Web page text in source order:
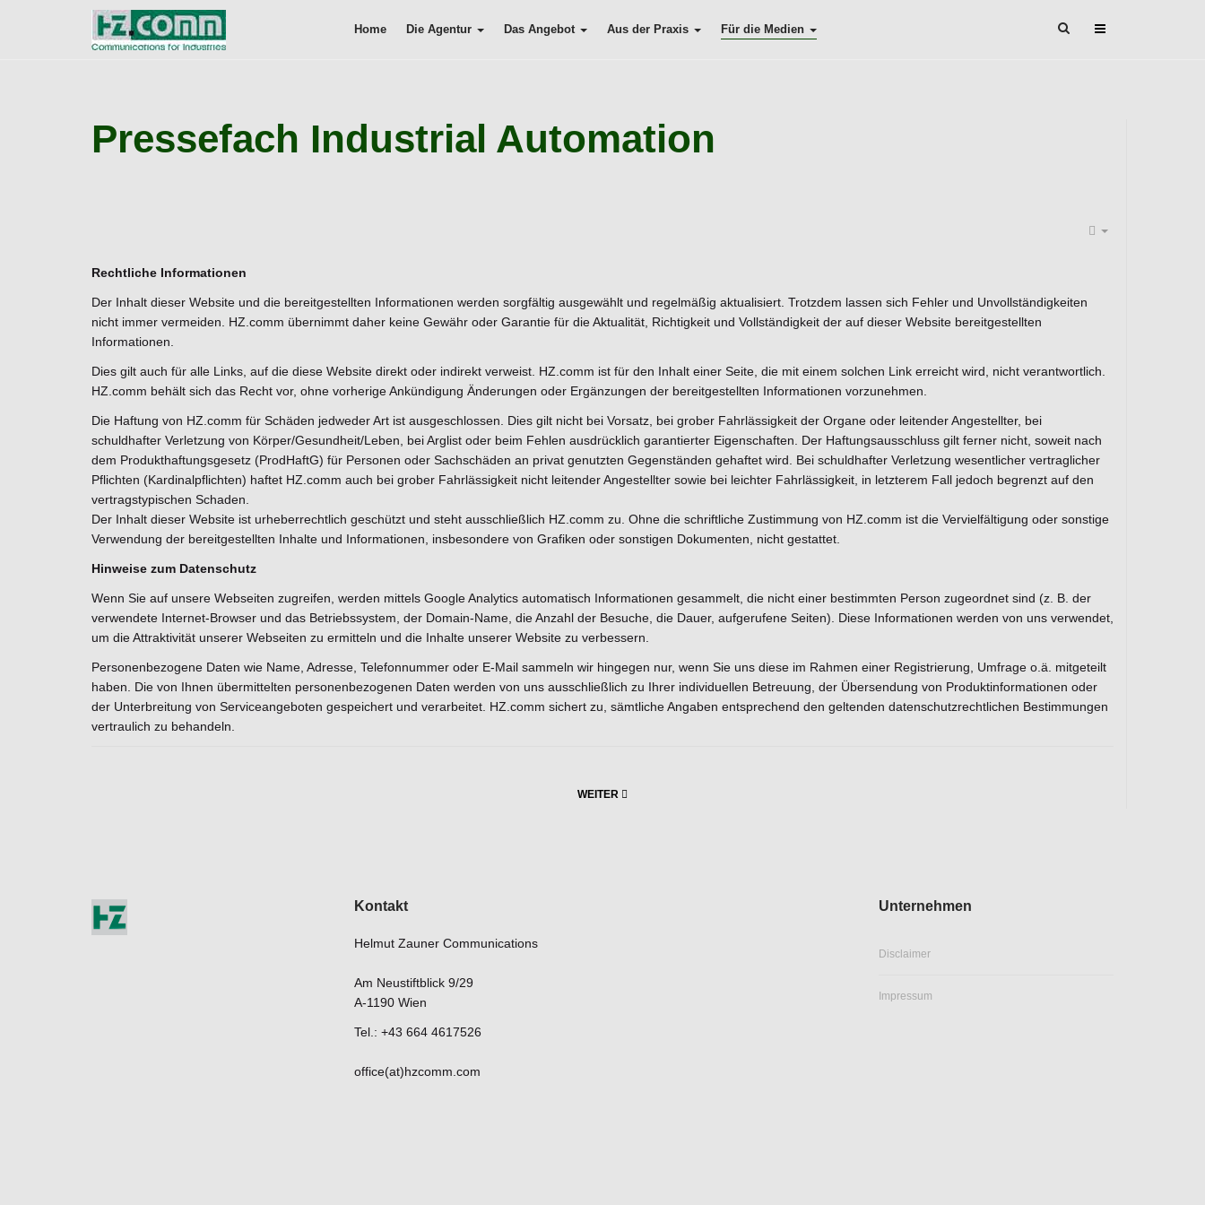
Home Die Agentur Das Angebot Aus der Praxis Für die Medien
Pressefach Industrial Automation
Rechtliche Informationen
Der Inhalt dieser Website und die bereitgestellten Informationen werden sorgfältig ausgewählt und regelmäßig aktualisiert. Trotzdem lassen sich Fehler und Unvollständigkeiten
nicht immer vermeiden. HZ.comm übernimmt daher keine Gewähr oder Garantie für die Aktualität, Richtigkeit und Vollständigkeit der auf dieser Website bereitgestellten
Informationen.
Dies gilt auch für alle Links, auf die diese Website direkt oder indirekt verweist. HZ.comm ist für den Inhalt einer Seite, die mit einem solchen Link erreicht wird, nicht verantwortlich.
HZ.comm behält sich das Recht vor, ohne vorherige Ankündigung Änderungen oder Ergänzungen der bereitgestellten Informationen vorzunehmen.
Die Haftung von HZ.comm für Schäden jedweder Art ist ausgeschlossen. Dies gilt nicht bei Vorsatz, bei grober Fahrlässigkeit der Organe oder leitender Angestellter, bei
schuldhafter Verletzung von Körper/Gesundheit/Leben, bei Arglist oder beim Fehlen ausdrücklich garantierter Eigenschaften. Der Haftungsausschluss gilt ferner nicht, soweit nach
dem Produkthaftungsgesetz (ProdHaftG) für Personen oder Sachschäden an privat genutzten Gegenständen gehaftet wird. Bei schuldhafter Verletzung wesentlicher vertraglicher
Pflichten (Kardinalpflichten) haftet HZ.comm auch bei grober Fahrlässigkeit nicht leitender Angestellter sowie bei leichter Fahrlässigkeit, in letzterem Fall jedoch begrenzt auf den
vertragstypischen Schaden.
Der Inhalt dieser Website ist urheberrechtlich geschützt und steht ausschließlich HZ.comm zu. Ohne die schriftliche Zustimmung von HZ.comm ist die Vervielfältigung oder sonstige
Verwendung der bereitgestellten Inhalte und Informationen, insbesondere von Grafiken oder sonstigen Dokumenten, nicht gestattet.
Hinweise zum Datenschutz
Wenn Sie auf unsere Webseiten zugreifen, werden mittels Google Analytics automatisch Informationen gesammelt, die nicht einer bestimmten Person zugeordnet sind (z. B. der
verwendete Internet-Browser und das Betriebssystem, der Domain-Name, die Anzahl der Besuche, die Dauer, aufgerufene Seiten). Diese Informationen werden von uns verwendet,
um die Attraktivität unserer Webseiten zu ermitteln und die Inhalte unserer Website zu verbessern.
Personenbezogene Daten wie Name, Adresse, Telefonnummer oder E-Mail sammeln wir hingegen nur, wenn Sie uns diese im Rahmen einer Registrierung, Umfrage o.ä. mitgeteilt
haben. Die von Ihnen übermittelten personenbezogenen Daten werden von uns ausschließlich zu Ihrer individuellen Betreuung, der Übersendung von Produktinformationen oder
der Unterbreitung von Serviceangeboten gespeichert und verarbeitet. HZ.comm sichert zu, sämtliche Angaben entsprechend den geltenden datenschutzrechtlichen Bestimmungen
vertraulich zu behandeln.
WEITER
Kontakt
Helmut Zauner Communications
Am Neustiftblick 9/29
A-1190 Wien
Tel.: +43 664 4617526
office(at)hzcomm.com
Unternehmen
Disclaimer
Impressum